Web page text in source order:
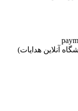
آنلاین هدایات)